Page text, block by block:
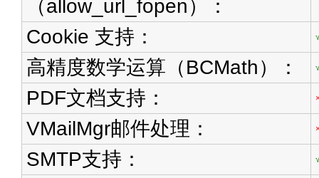
（allow_url_fopen）：
Cookie 支持：
高精度数学运算（BCMath）：
PDF文档支持：
VMailMgr邮件处理：
SMTP支持：